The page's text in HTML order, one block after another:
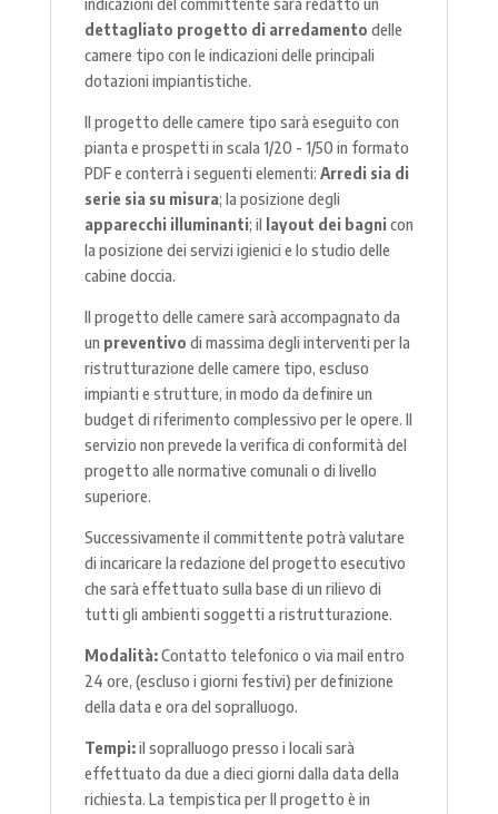
indicazioni del committente sarà redatto un
dettagliato progetto di arredamento delle
camere tipo con le indicazioni delle principali
dotazioni impiantistiche.
Il progetto delle camere tipo sarà eseguito con
pianta e prospetti in scala 1/20 - 1/50 in formato
PDF e conterrà i seguenti elementi: Arredi sia di
serie sia su misura; la posizione degli
apparecchi illuminanti; il layout dei bagnicon
la posizione dei servizi igienici e lo studio delle
cabine doccia.
Il progetto delle camere sarà accompagnato da
un preventivo di massima degli interventi per la
ristrutturazione delle camere tipo, escluso
impianti e strutture, in modo da definire un
budget di riferimento complessivo per le opere. Il
servizio non prevede la verifica di conformità del
progetto alle normative comunali o di livello
superiore.
Successivamente il committente potrà valutare
di incaricare la redazione del progetto esecutivo
che sarà effettuato sulla base di un rilievo di
tutti gli ambienti soggetti a ristrutturazione.
Modalità:Contatto telefonico o via mail entro
24 ore, (escluso i giorni festivi) per definizione
della data e ora del sopralluogo.
Tempi:il sopralluogo presso i locali sarà
effettuato da due a dieci giorni dalla data della
richiesta. La tempistica per Il progetto è in